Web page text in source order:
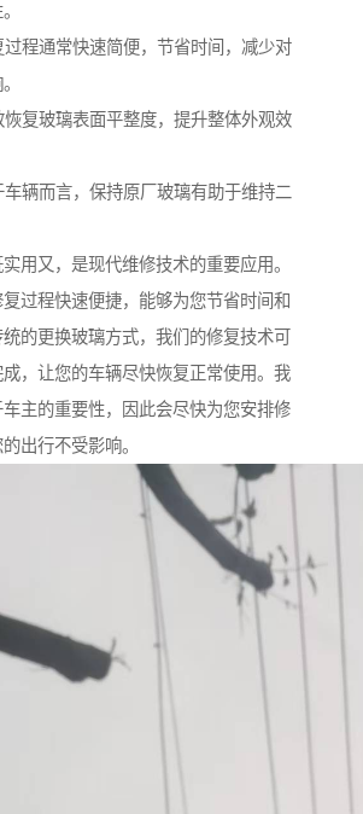
程通常快速简便，节省时间，减少对
复玻璃表面平整度，提升整体外观效
车辆而言，保持原厂玻璃有助于维持二
用又，是现代维修技术的重要应用。
过程快速便捷，能够为您节省时间和
的更换玻璃方式，我们的修复技术可
，让您的车辆尽快恢复正常使用。我
主的重要性，因此会尽快为您安排修
出行不受影响。